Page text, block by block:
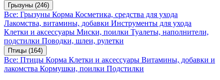
Грызуны (246)
Все: Грызуны Корма Косметика, средства для ухода
Лакомства, витамины, добавки Инструменты для ухода
Клетки и аксессуары Миски, поилки Туалеты, наполнители,
подстилки Поводки, шлеи, рулетки
Птицы (164)
Все: Птицы Корма Клетки и аксессуары Витамины, добавки и
лакомства Кормушки, поилки Подстилки